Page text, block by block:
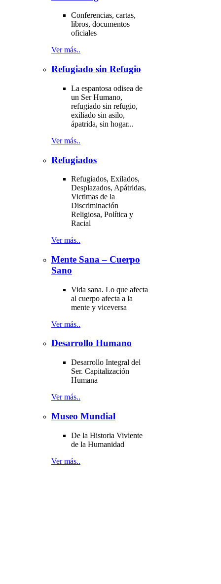
Conferencias, cartas,
libros, documentos
oficiales
Ver más..
Refugiado sin Refugio
La espantosa odisea de
un Ser Humano,
refugiado sin refugio,
exiliado sin asilo,
ápatrida, sin hogar...
Ver más..
Refugiados
Refugiados, Exilados,
Desplazados, Apátridas,
Victimas de la
Discriminación
Religiosa, Política y
Racial
Ver más..
Mente Sana – Cuerpo
Sano
Vida sana. Lo que afecta
al cuerpo afecta a la
mente y viceversa
Ver más..
Desarrollo Humano
Desarrollo Integral del
Ser. Capitalización
Humana
Ver más..
Museo Mundial
De la Historia Viviente
de la Humanidad
Ver más..